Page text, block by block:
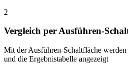
2
Vergleich per Ausführen-
Mit der Ausführen-Schaltfläche
und die Ergebnistabelle angezeigt